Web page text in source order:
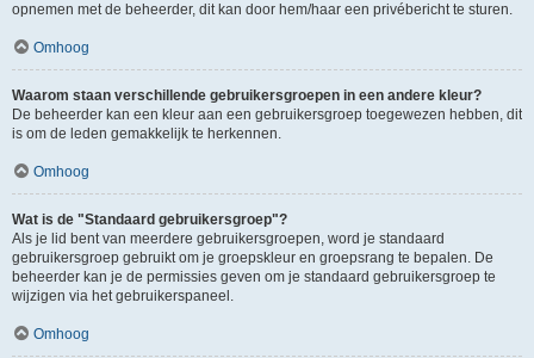
opnemen met de beheerder, dit kan door hem/haar een privébericht te sturen.
Omhoog
Waarom staan verschillende gebruikersgroepen in een andere kleur?
De beheerder kan een kleur aan een gebruikersgroep toegewezen hebben, dit
is om de leden gemakkelijk te herkennen.
Omhoog
Wat is de "Standaard gebruikersgroep"?
Als je lid bent van meerdere gebruikersgroepen, word je standaard
gebruikersgroep gebruikt om je groepskleur en groepsrang te bepalen. De
beheerder kan je de permissies geven om je standaard gebruikersgroep te
wijzigen via het gebruikerspaneel.
Omhoog